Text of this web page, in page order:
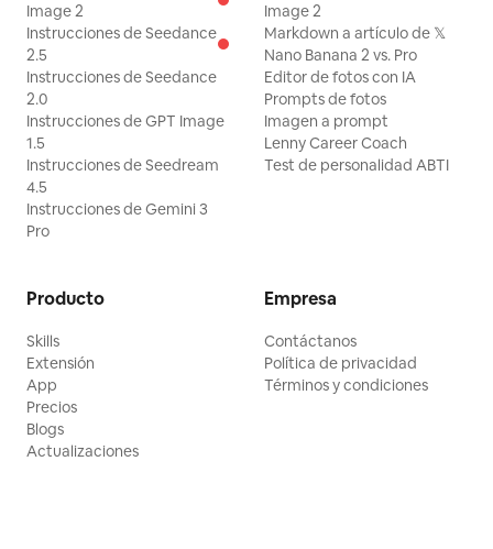
Image 2
Instrucciones de Seedance
2.5
Instrucciones de Seedance
2.0
Instrucciones de GPT Image
1.5
Instrucciones de Seedream
4.5
Instrucciones de Gemini 3
Pro
Image 2
Markdown a artículo de 𝕏
Nano Banana 2 vs. Pro
Editor de fotos con IA
Prompts de fotos
Imagen a prompt
Lenny Career Coach
Test de personalidad ABTI
Producto
Skills
Extensión
App
Precios
Blogs
Actualizaciones
Empresa
Contáctanos
Política de privacidad
Términos y condiciones